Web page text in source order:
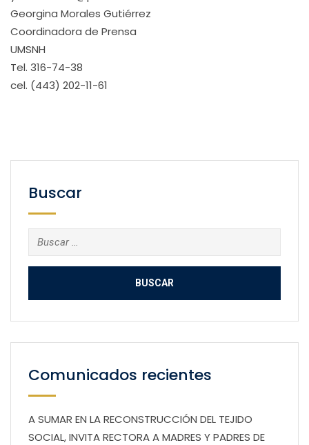
Georgina Morales Gutiérrez
Coordinadora de Prensa
UMSNH
Tel. 316-74-38
cel. (443) 202-11-61
Buscar
Buscar:
Comunicados recientes
A SUMAR EN LA RECONSTRUCCIÓN DEL TEJIDO
SOCIAL, INVITA RECTORA A MADRES Y PADRES DE